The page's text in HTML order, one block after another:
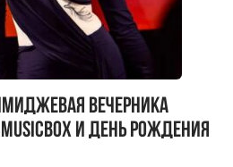
вечерника
и день рождения